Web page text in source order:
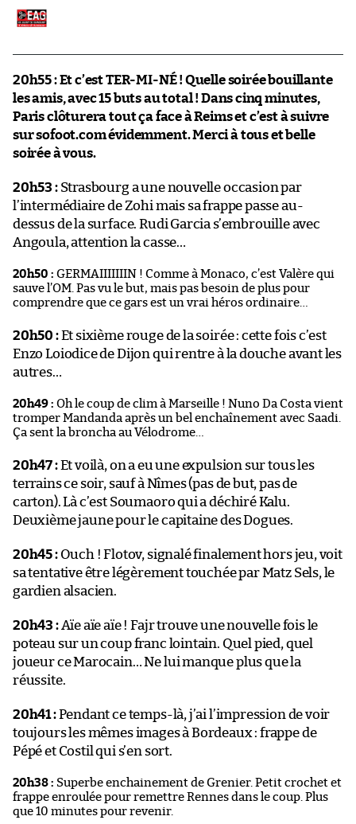
20h55 :Et c’est TER-MI-NÉ ! Quelle soirée bouillante
les amis, avec 15 buts au total ! Dans cinq minutes,
Paris clôturera tout ça face à Reims et c’est à suivre
sur sofoot.com évidemment. Merci à tous et belle
soirée à vous.
20h53 :Strasbourg a une nouvelle occasion par
l’intermédiaire de Zohi mais sa frappe passe au-
dessus de la surface. Rudi Garcia s’embrouille avec
Angoula, attention la casse…
20h50 : GERMAIIIIIIIN ! Comme à Monaco, c’est Valère qui
sauve l’OM. Pas vu le but, mais pas besoin de plus pour
comprendre que ce gars est un vrai héros ordinaire…
20h50 :Et sixième rouge de la soirée : cette fois c’est
Enzo Loiodice de Dijon qui rentre à la douche avant les
autres…
20h49 : Oh le coup de clim à Marseille ! Nuno Da Costa vient
tromper Mandanda après un bel enchaînement avec Saadi.
Ça sent la broncha au Vélodrome…
20h47 :Et voilà, on a eu une expulsion sur tous les
terrains ce soir, sauf à Nîmes (pas de but, pas de
carton). Là c’est Soumaoro qui a déchiré Kalu.
Deuxième jaune pour le capitaine des Dogues.
20h45 :Ouch ! Flotov, signalé finalement hors jeu, voit
sa tentative être légèrement touchée par Matz Sels, le
gardien alsacien.
20h43 :Aïe aïe aïe ! Fajr trouve une nouvelle fois le
poteau sur un coup franc lointain. Quel pied, quel
joueur ce Marocain… Ne lui manque plus que la
réussite.
20h41 :Pendant ce temps-là, j’ai l’impression de voir
toujours les mêmes images à Bordeaux : frappe de
Pépé et Costil qui s’en sort.
20h38 : Superbe enchainement de Grenier. Petit crochet et
frappe enroulée pour remettre Rennes dans le coup. Plus
que 10 minutes pour revenir.